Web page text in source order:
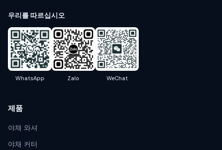
우리를 따르십시오
WhatsApp Zalo WeChat
제품
야채 와셔
야채 커터